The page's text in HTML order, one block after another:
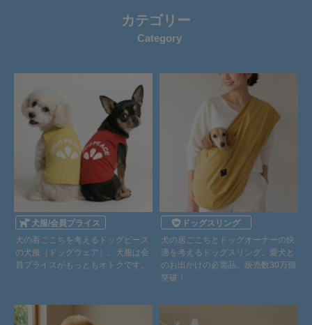
カテゴリー
Category
犬服/会員プライス
犬の着ごこちを考えるドッグピース
の犬服（ドッグウェア）。犬服は会
員プライスがもっともオトクです。
ドッグスリング
犬の居ごこちとドッグオーナーの快
適を考えるドッグスリング。愛犬と
のお出かけの必需品。販売数30万個
突破！